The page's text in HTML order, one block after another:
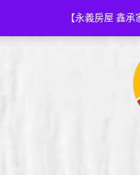
【永義房屋 鑫
a035753111@gmail.com